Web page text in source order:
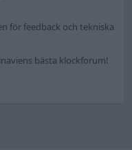
för feedback och tekniska
bästa klockforum!